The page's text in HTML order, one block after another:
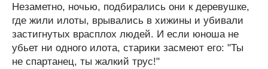
Незаметно, ночью, подбирались они к деревушке,
где жили илоты, врывались в хижины и убивали
застигнутых врасплох людей. И если юноша не
убьет ни одного илота, старики засмеют его: "Ты
не спартанец, ты жалкий трус!"